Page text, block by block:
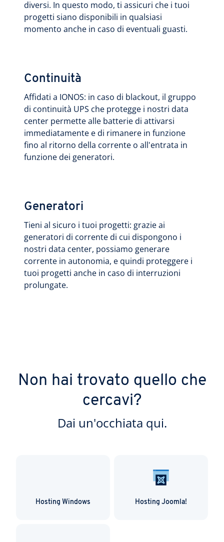
diversi. In questo modo, ti assicuri che i tuoi
progetti siano disponibili in qualsiasi
momento anche in caso di eventuali guasti.
Continuità
Affidati a IONOS: in caso di blackout, il gruppo
di continuità UPS che protegge i nostri data
center permette alle batterie di attivarsi
immediatamente e di rimanere in funzione
fino al ritorno della corrente o all'entrata in
funzione dei generatori.
Generatori
Tieni al sicuro i tuoi progetti: grazie ai
generatori di corrente di cui dispongono i
nostri data center, possiamo generare
corrente in autonomia, e quindi proteggere i
tuoi progetti anche in caso di interruzioni
prolungate.
Non hai trovato quello che
cercavi?
Dai un'occhiata qui.
Hosting Windows Hosting Joomla!